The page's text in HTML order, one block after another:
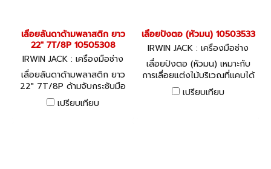
เลื่อย ใบเลื่อยเที่ยงตรงแม่นยำ
สามารถตัดชิ้นงานได้ทั้งจังหวะ
เลื่อยขึ้นและลง ฟันแข็งแรง
ทนทาน อายุการใช้งานยาวนาน
กว่าฟันที่ไม่ได้ชุบแข็ง 6-8 เท่า
เลื่อยลันดาด้ามพลาสติก ยาว
22" 7T/8P 10505308
IRWIN JACK : เครื่องมือช่าง
เลื่อยลันดาด้ามพลาสติก ยาว
22" 7T/8P ด้ามจับกระชับมือ
น้ำหนักเบา แข็งแรงทนทานด้วย
คุณภาพจาก JACK
เปรียบเทียบ
เลื่อยปังตอ (หัวมน) 10503533
IRWIN JACK : เครื่องมือช่าง
เลื่อยปังตอ (หัวมน) เหมาะกับ
การเลื่อยแต่งไม้บริเวณที่แคบได้
อย่างละเอียด
เปรียบเทียบ